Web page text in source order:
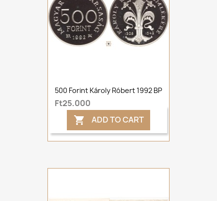
500 Forint Károly Róbert 1992 BP
Ft25,000
 ADD TO CART